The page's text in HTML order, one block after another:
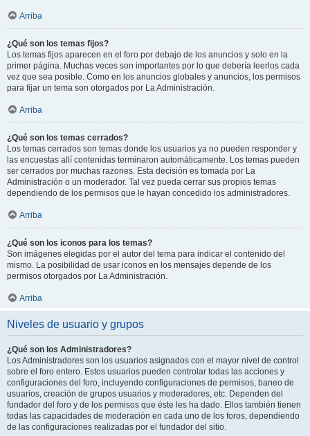
Arriba
¿Qué son los temas fijos?
Los temas fijos aparecen en el foro por debajo de los anuncios y solo en la
primer página. Muchas veces son importantes por lo que debería leerlos cada
vez que sea posible. Como en los anuncios globales y anuncios, los permisos
para fijar un tema son otorgados por La Administración.
Arriba
¿Qué son los temas cerrados?
Los temas cerrados son temas donde los usuarios ya no pueden responder y
las encuestas allí contenidas terminaron automáticamente. Los temas pueden
ser cerrados por muchas razones. Esta decisión es tomada por La
Administración o un moderador. Tal vez pueda cerrar sus propios temas
dependiendo de los permisos que le hayan concedido los administradores.
Arriba
¿Qué son los iconos para los temas?
Son imágenes elegidas por el autor del tema para indicar el contenido del
mismo. La posibilidad de usar iconos en los mensajes depende de los
permisos otorgados por La Administración.
Arriba
Niveles de usuario y grupos
¿Qué son los Administradores?
Los Administradores son los usuarios asignados con el mayor nivel de control
sobre el foro entero. Estos usuarios pueden controlar todas las acciones y
configuraciones del foro, incluyendo configuraciones de permisos, baneo de
usuarios, creación de grupos usuarios y moderadores, etc. Dependen del
fundador del foro y de los permisos que éste les ha dado. Ellos también tienen
todas las capacidades de moderación en cada uno de los foros, dependiendo
de las configuraciones realizadas por el fundador del sitio.